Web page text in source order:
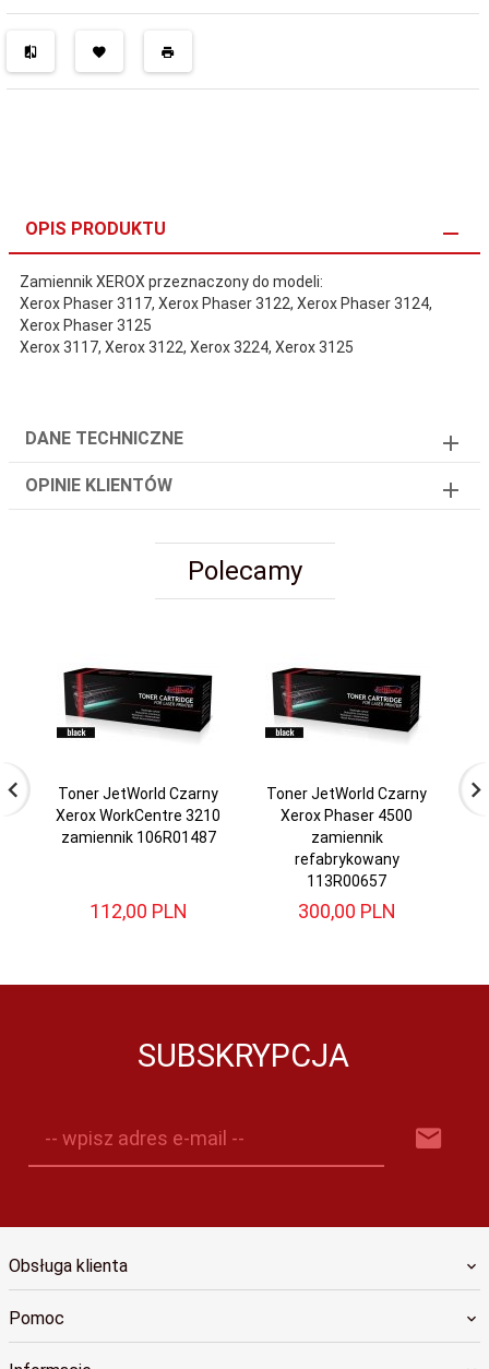
OPIS PRODUKTU
Zamiennik XEROX przeznaczony do modeli:
Xerox Phaser 3117, Xerox Phaser 3122, Xerox Phaser 3124,
Xerox Phaser 3125
Xerox 3117, Xerox 3122, Xerox 3224, Xerox 3125
DANE TECHNICZNE
OPINIE KLIENTÓW
Polecamy
Toner JetWorld Czarny
Xerox WorkCentre 3210
zamiennik 106R01487
112,00 PLN
Toner JetWorld Czarny
Xerox Phaser 4500
zamiennik
refabrykowany
113R00657
300,00 PLN
SUBSKRYPCJA
-- wpisz adres e-mail --
Obsługa klienta
Pomoc